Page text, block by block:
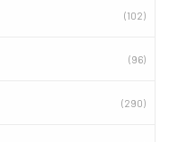
(102)
(96)
(290)